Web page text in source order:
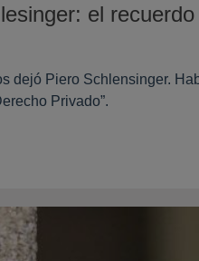
el
dejó Piero Schlensinger.
Privado”.